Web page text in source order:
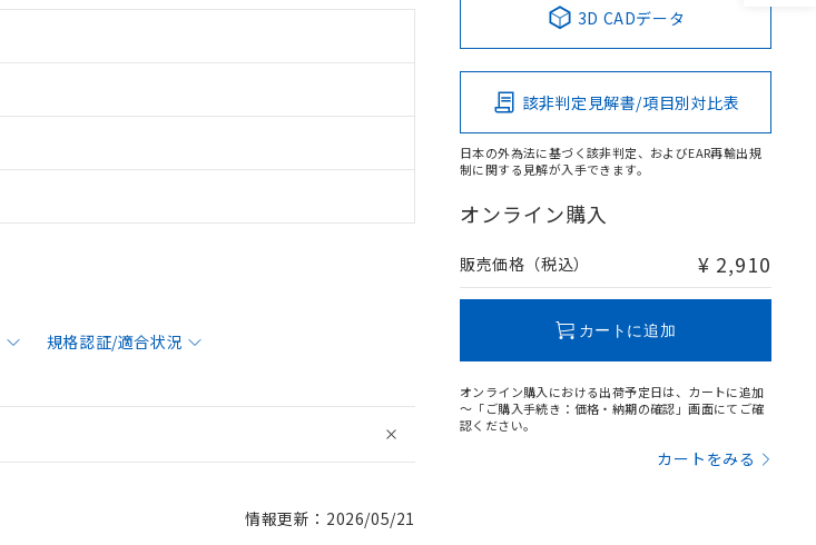
規格認証/適合状況
情報更新：2026/05/21
3D CADデータ
該非判定見解書/項目別対比表
日本の外為法に基づく該非判定、およびEAR再輸出規
制に関する見解が入手できます。
オンライン購入
販売価格（税込） ¥ 2,910
カートに追加
オンライン購入における出荷予定日は、カートに追加
～「ご購入手続き：価格・納期の確認」画面にてご確
認ください。
カートをみる